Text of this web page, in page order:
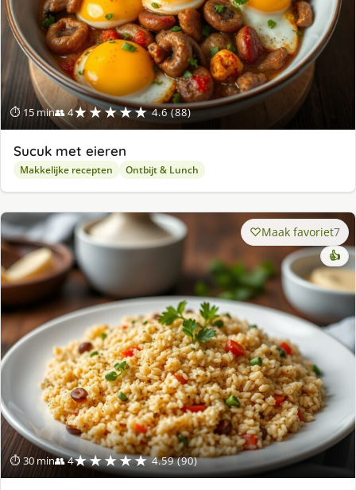
⏱ 15 min👥 4★★★★★ 4.6 (88)
Sucuk met eieren
Makkelijke recepten Ontbijt & Lunch
⏱ 30 min👥 4★★★★★ 4.59 (90)
Maak favoriet7
👍